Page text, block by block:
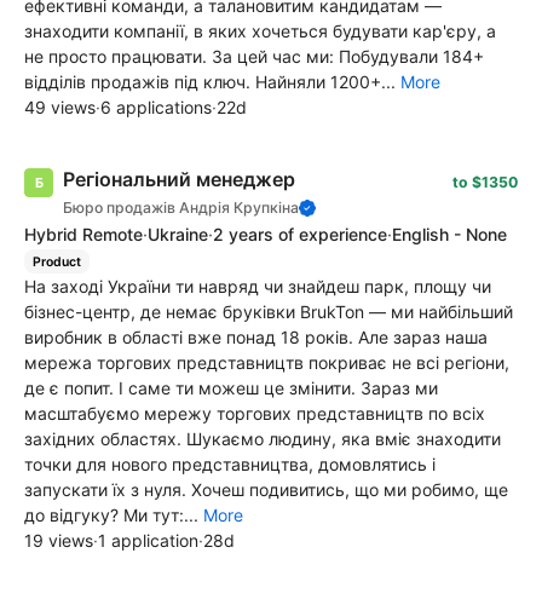
ефективні команди, а талановитим кандидатам —
знаходити компанії, в яких хочеться будувати кар'єру, а
не просто працювати. За цей час ми: Побудували 184+
відділів продажів під ключ. Найняли 1200+... More
49 views·6 applications·22d
Регіональний менеджер
Бюро продажів Андрія Крупкіна
to $1350
Hybrid Remote·Ukraine·2 years of experience·English - None
Product
На заході України ти навряд чи знайдеш парк, площу чи
бізнес-центр, де немає бруківки BrukTon — ми найбільший
виробник в області вже понад 18 років. Але зараз наша
мережа торгових представництв покриває не всі регіони,
де є попит. І саме ти можеш це змінити. Зараз ми
масштабуємо мережу торгових представництв по всіх
західних областях. Шукаємо людину, яка вміє знаходити
точки для нового представництва, домовлятись і
запускати їх з нуля. Хочеш подивитись, що ми робимо, ще
до відгуку? Ми тут:... More
19 views·1 application·28d